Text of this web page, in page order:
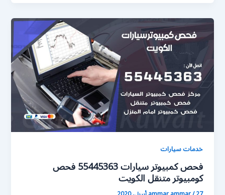
خدمات سيارات
فحص كمبيوتر سيارات 55445363 فحص
كومبيوتر متنقل الكويت